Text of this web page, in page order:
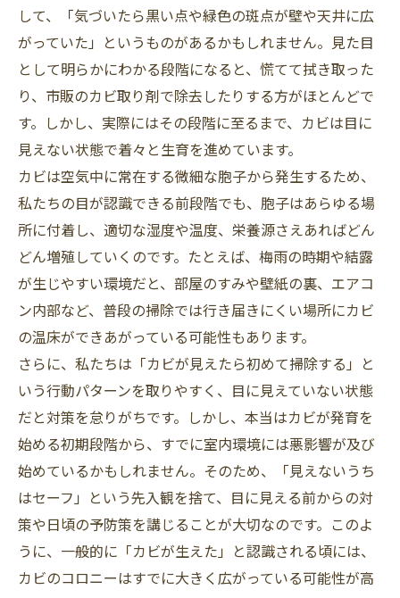
して、「気づいたら黒い点や緑色の斑点が壁や天井に広
がっていた」というものがあるかもしれません。見た目
として明らかにわかる段階になると、慌てて拭き取った
り、市販のカビ取り剤で除去したりする方がほとんどで
す。しかし、実際にはその段階に至るまで、カビは目に
見えない状態で着々と生育を進めています。
カビは空気中に常在する微細な胞子から発生するため、
私たちの目が認識できる前段階でも、胞子はあらゆる場
所に付着し、適切な湿度や温度、栄養源さえあればどん
どん増殖していくのです。たとえば、梅雨の時期や結露
が生じやすい環境だと、部屋のすみや壁紙の裏、エアコ
ン内部など、普段の掃除では行き届きにくい場所にカビ
の温床ができあがっている可能性もあります。
さらに、私たちは「カビが見えたら初めて掃除する」と
いう行動パターンを取りやすく、目に見えていない状態
だと対策を怠りがちです。しかし、本当はカビが発育を
始める初期段階から、すでに室内環境には悪影響が及び
始めているかもしれません。そのため、「見えないうち
はセーフ」という先入観を捨て、目に見える前からの対
策や日頃の予防策を講じることが大切なのです。このよ
うに、一般的に「カビが生えた」と認識される頃には、
カビのコロニーはすでに大きく広がっている可能性が高